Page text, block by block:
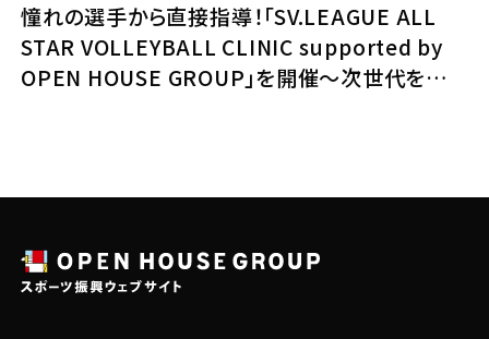
憧れの選手から直接指導！「SV.LEAGUE ALL
STAR VOLLEYBALL CLINIC supported by
OPEN HOUSE GROUP」を開催～次世代を担う